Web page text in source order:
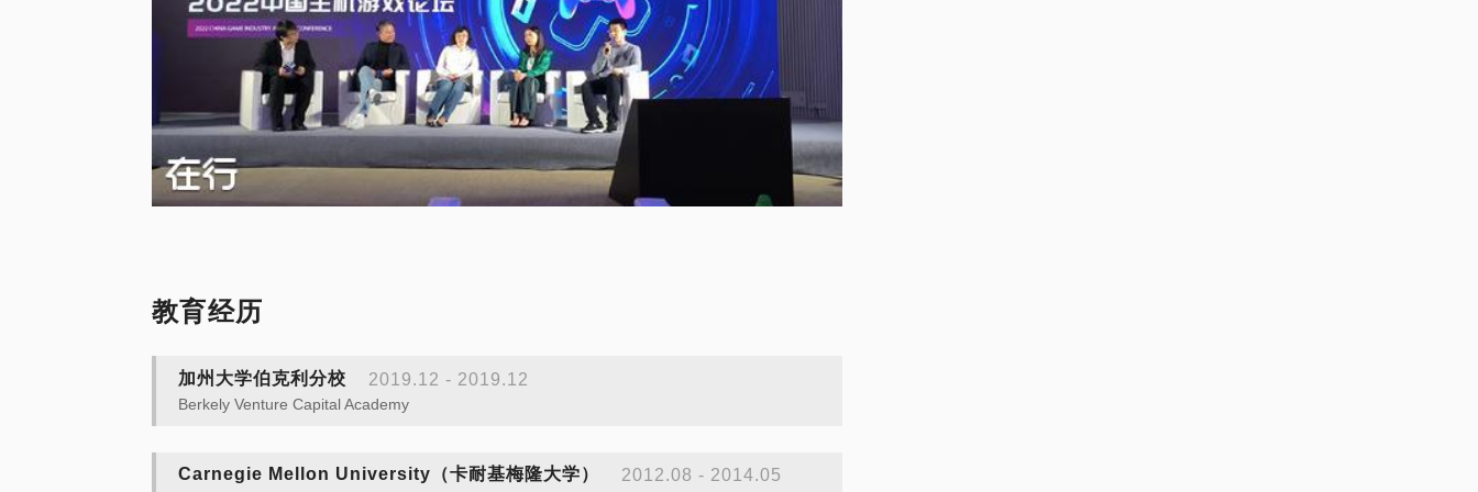
教育经历
加州大学伯克利分校 2019.12 - 2019.12
Berkely Venture Capital Academy
Carnegie Mellon University（卡耐基梅隆大学） 2012.08 - 2014.05